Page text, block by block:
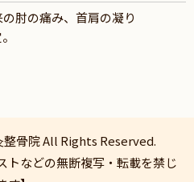
肘の痛み、首肩の凝り
骨院 All Rights Reserved.
トなどの無断複写・転載を禁じ